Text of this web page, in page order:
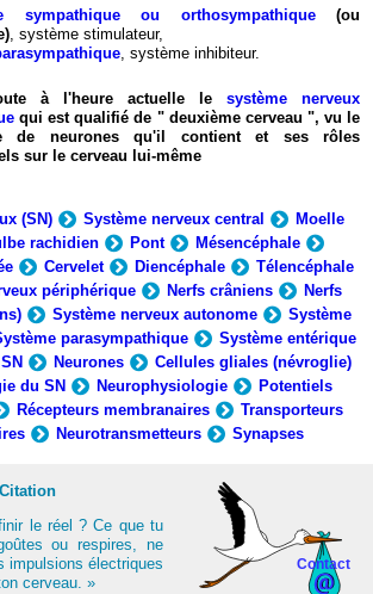
sympathique ou orthosympathique(ou
, système stimulateur,
, système inhibiteur.
à l'heure actuelle le système nerveux
qui est qualifié de " deuxième cerveau ", vu le
de neurones qu'il contient et ses rôles
sur le cerveau lui-même
(SN) Système nerveux central
Moelle
rachidien Pont
Mésencéphale
Cervelet Diencéphale
Télencéphale
périphérique
Nerfs crâniens
Nerfs
Système nerveux autonome
Système
parasympathique
Système entérique
Neurones
Cellules gliales (névroglie)
du SN
Neurophysiologie
Potentiels
Récepteurs membranaires
Transporteurs
Neurotransmetteurs Synapses
Contact
Citation
le réel ? Ce que tu
ou respires, ne
impulsions électriques
cerveau. »